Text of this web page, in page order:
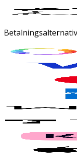
Betalningsalternativ